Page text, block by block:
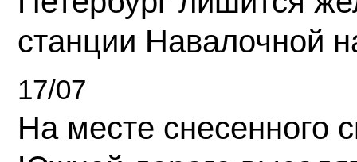
станции Навалочной
17/07
На месте снесенного